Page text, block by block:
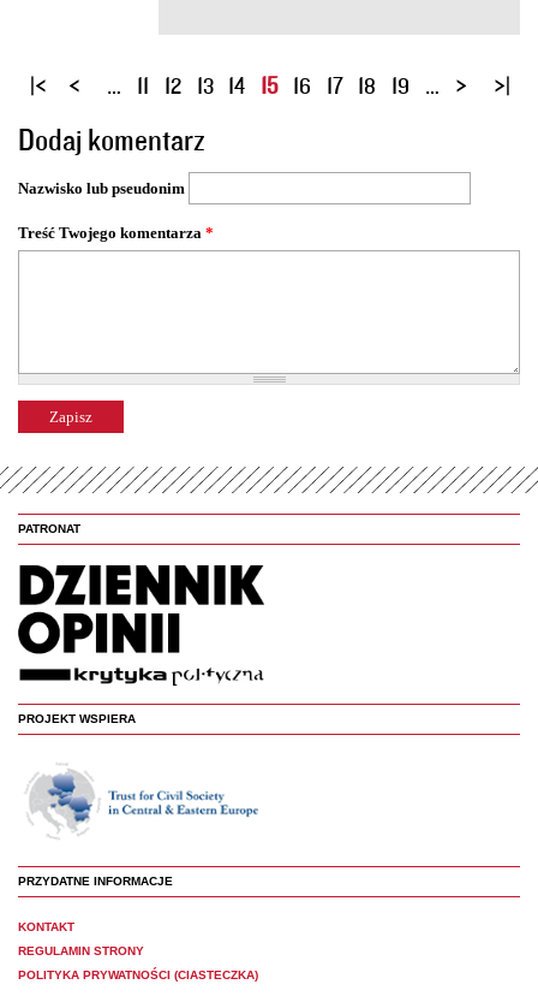
S
r
o
y
… 11 12 13 14 15 16 17 18 19 …
Dodaj komentarz
Nazwisko lub pseudonim
Treść Twojego komentarza *
PATRONAT
PROJEKT WSPIERA
PRZYDATNE INFORMACJE
KONTAKT
REGULAMIN STRONY
POLITYKA PRYWATNOŚCI (CIASTECZKA)